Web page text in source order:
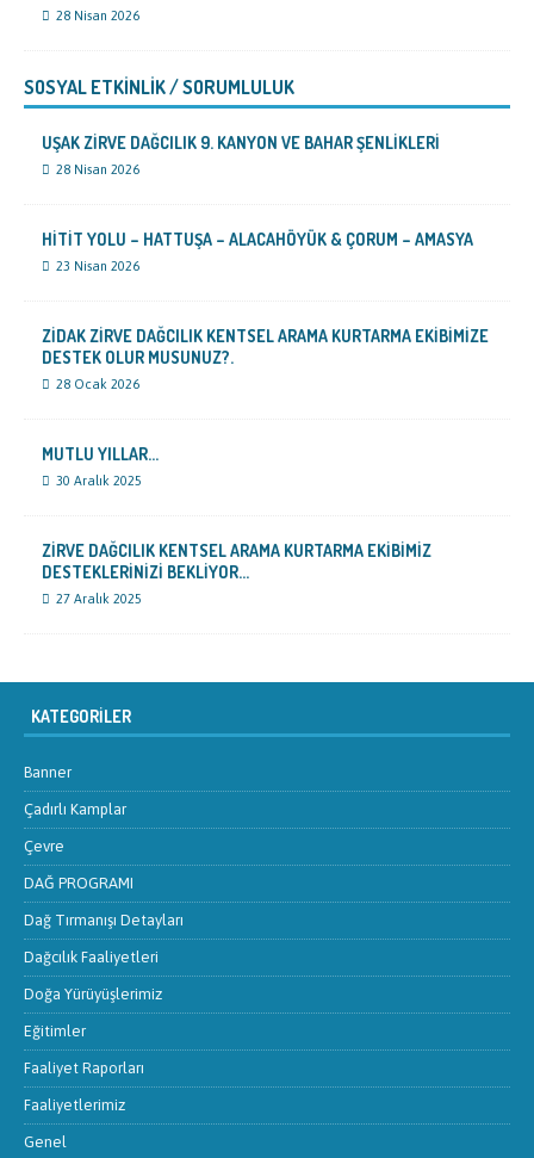
28 Nisan 2026
SOSYAL ETKİNLİK / SORUMLULUK
UŞAK ZİRVE DAĞCILIK 9. KANYON VE BAHAR ŞENLİKLERİ
28 Nisan 2026
HİTİT YOLU – HATTUŞA – ALACAHÖYÜK & ÇORUM – AMASYA
23 Nisan 2026
ZİDAK ZİRVE DAĞCILIK KENTSEL ARAMA KURTARMA EKİBİMİZE
DESTEK OLUR MUSUNUZ?.
28 Ocak 2026
MUTLU YILLAR…
30 Aralık 2025
ZİRVE DAĞCILIK KENTSEL ARAMA KURTARMA EKİBİMİZ
DESTEKLERİNİZİ BEKLİYOR…
27 Aralık 2025
KATEGORILER
Banner
Çadırlı Kamplar
Çevre
DAĞ PROGRAMI
Dağ Tırmanışı Detayları
Dağcılık Faaliyetleri
Doğa Yürüyüşlerimiz
Eğitimler
Faaliyet Raporları
Faaliyetlerimiz
Genel